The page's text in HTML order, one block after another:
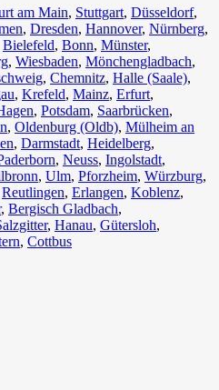
am Main, Stuttgart, Düsseldorf,
, Dresden, Hannover, Nürnberg,
Bielefeld⁠, Bonn⁠, Münster⁠,
, Wiesbaden⁠, Mönchengladbach⁠,
, Chemnitz⁠, Halle (Saale)⁠,
⁠, Krefeld⁠, Mainz⁠, Erfurt,
, Potsdam, Saarbrücken⁠,
⁠, Oldenburg (Oldb), Mülheim an
, Darmstadt⁠, Heidelberg,
, Neuss, Ingolstadt,
, Ulm⁠, Pforzheim, Würzburg,
Reutlingen, Erlangen⁠, Koblenz,
, Bergisch Gladbach,
, Hanau, Gütersloh,
, Cottbus⁠